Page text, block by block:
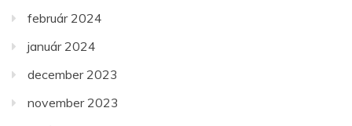
február 2024
január 2024
december 2023
november 2023